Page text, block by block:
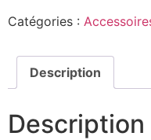
Catégories :
Description
Description